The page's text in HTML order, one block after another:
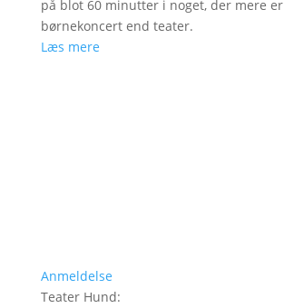
på blot 60 minutter i noget, der mere er
børnekoncert end teater.
Læs mere
Anmeldelse
Teater Hund: